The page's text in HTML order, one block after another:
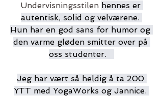
Undervisningsstilen hennes er
autentisk, solid og velværene.
Hun har en god sans for humor og
den varme gløden smitter over på
oss studenter.
Jeg har vært så heldig å ta 200
YTT med YogaWorks og Jannice.